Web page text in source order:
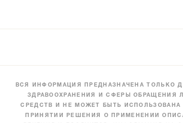
ВСЯ ИНФОРМАЦИЯ ПРЕДНАЗНАЧЕНА ТОЛЬКО
ЗДРАВООХРАНЕНИЯ И СФЕРЫ ОБРАЩЕНИЯ
СРЕДСТВ И НЕ МОЖЕТ БЫТЬ ИСПОЛЬЗОВАНА
ПРИНЯТИИ РЕШЕНИЯ О ПРИМЕНЕНИИ